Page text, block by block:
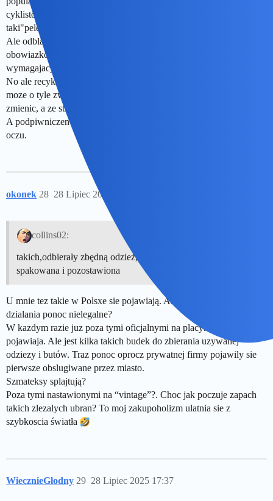
cyklistow to jada jeden za drugim to nie slyszeli. I zdarza się ,że w
taki"peletin" przy kiepskiej widoczności auto wjedzie.
Ale odblasiki, kaski i ochroniacze poza terenem zabudowanym sa
obowiazkowe dla wszyskich pieszych i jednosladow nie
wymagajacych pel ego prawa jazdy.
No ale recyklinh i kodeks drogowy to juz inny temat. Z zakupani
moze o tyle zwiazany, ze czasem trzeba mebel, AGD czt pojazad
zmienic, a ze starym cos zrobic.
A podpiwniczen tu raczej nie ma. Cykl jest skrócony co zbędne to z
oczu.
okonek 28 Lipiec 2025 11:58
28
collins02:
takich,odbierały zbędną odzież,która ma być szczelnie
spakowana i pozostawiona
U mnie tez takie w Polsxe sie pojawiają. Ale to czesto byly
dzialania ponoc nielegalne?
W kazdym razie juz poza tymi oficjalnymi na placyk juz sie nie
pojawiaja. Ale jest kilka takich budek do zbierania uzywanej
odziezy i butów. Traz ponoc oprocz prywatnej firmy pojawily sie
pierwsze obslugiwane przez miasto.
Szmateksy splajtują?
Poza tymi nastawionymi na “vintage”?. Choc jak poczuje zapach
takich zlezalych ubran? To moj zakupoholizm ulatnia sie z
szybkoscia światła
WiecznieGłodny 28 Lipiec 2025 17:37
29